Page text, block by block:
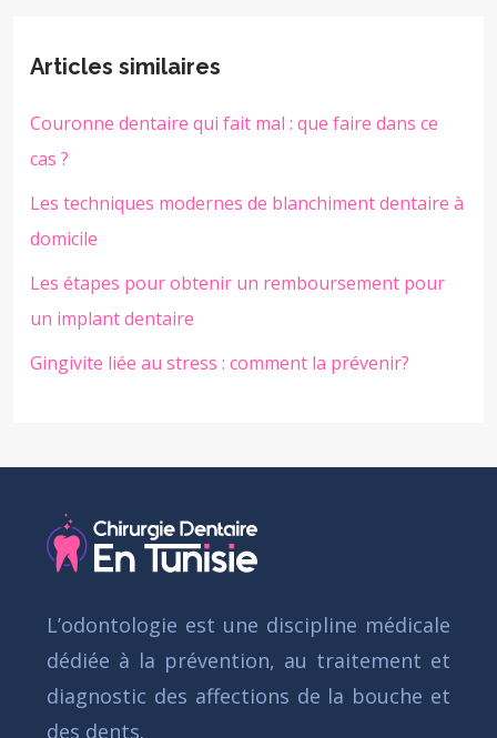
Articles similaires
Couronne dentaire qui fait mal : que faire dans ce
cas ?
Les techniques modernes de blanchiment dentaire à
domicile
Les étapes pour obtenir un remboursement pour
un implant dentaire
Gingivite liée au stress : comment la prévenir?
L’odontologie est une discipline médicale
dédiée à la prévention, au traitement et
diagnostic des affections de la bouche et
des dents.